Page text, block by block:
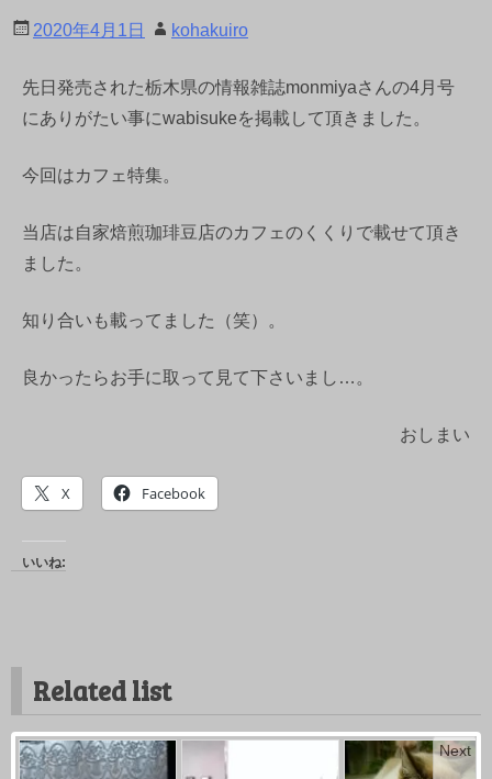
2020年4月1日 kohakuiro
先日発売された栃木県の情報雑誌monmiyaさんの4月号
にありがたい事にwabisukeを掲載して頂きました。
今回はカフェ特集。
当店は自家焙煎珈琲豆店のカフェのくくりで載せて頂き
ました。
知り合いも載ってました（笑）。
良かったらお手に取って見て下さいまし…。
おしまい
X Facebook
いいね:
Related list
Next